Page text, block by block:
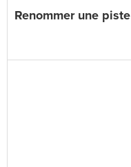
Renommer une piste